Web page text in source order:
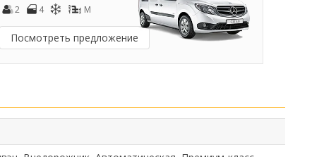
2
4 M
Посмотреть предложение